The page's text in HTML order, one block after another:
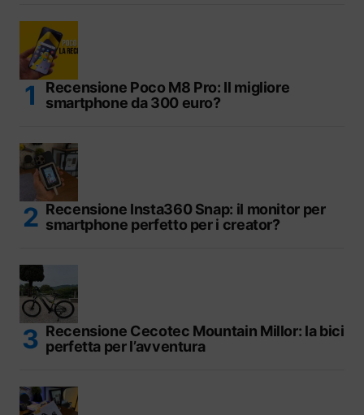
Recensione Poco M8 Pro: Il migliore
smartphone da 300 euro?
Recensione Insta360 Snap: il monitor per
smartphone perfetto per i creator?
Recensione Cecotec Mountain Millor: la bici
perfetta per l’avventura